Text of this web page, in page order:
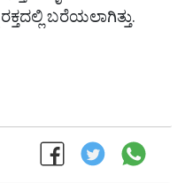
ಬರೆಯಲಾಗಿತ್ತು.